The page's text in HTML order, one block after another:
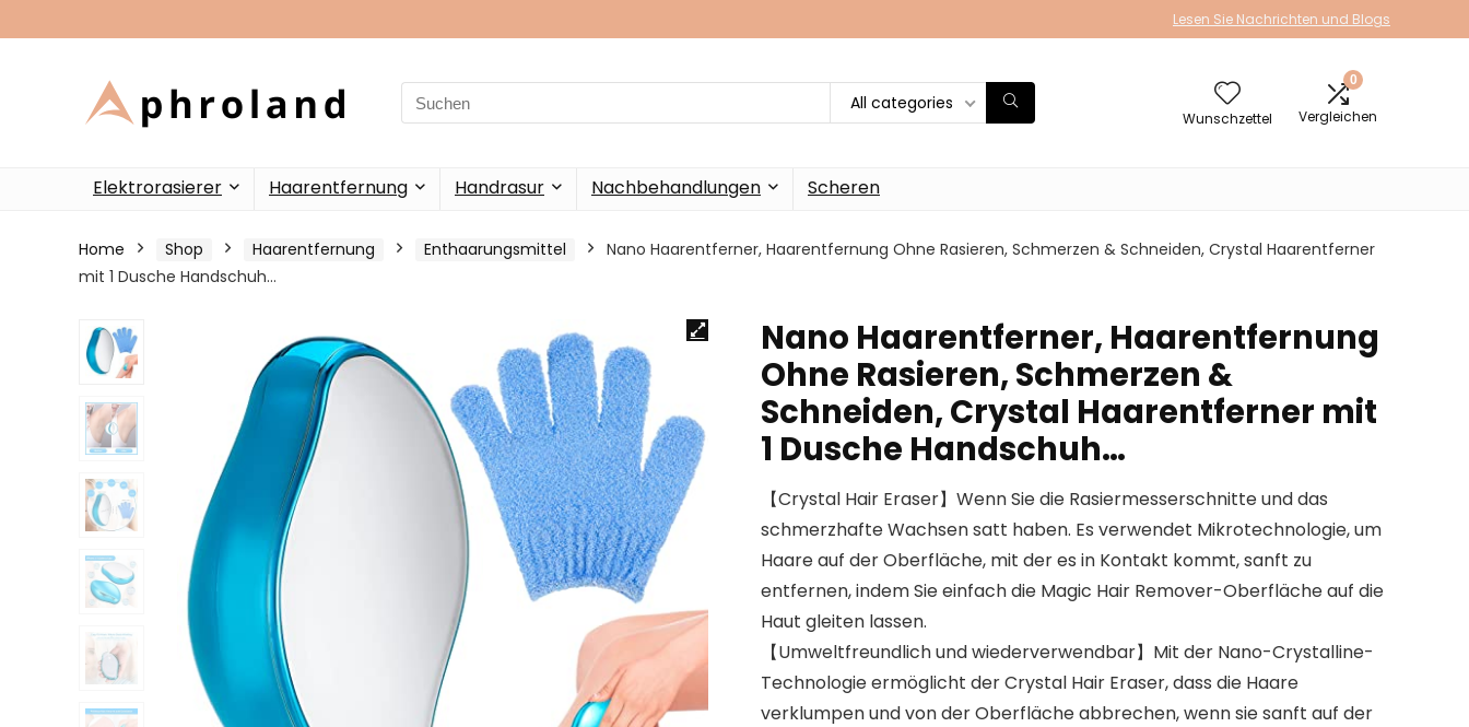
Lesen Sie Nachrichten und Blogs
Search
for:
All categories
Wunschzettel
0
Vergleichen
Elektrorasierer Haarentfernung Handrasur Nachbehandlungen Scheren
Home Shop Haarentfernung Enthaarungsmittel
Nano Haarentferner, Haarentfernung Ohne Rasieren, Schmerzen & Schneiden, Crystal Haarentferner
mit 1 Dusche Handschuh…
Nano Haarentferner, Haarentfernung
Ohne Rasieren, Schmerzen &
Schneiden, Crystal Haarentferner mit
1 Dusche Handschuh…
【Crystal Hair Eraser】Wenn Sie die Rasiermesserschnitte und das
schmerzhafte Wachsen satt haben. Es verwendet Mikrotechnologie, um
Haare auf der Oberfläche, mit der es in Kontakt kommt, sanft zu
entfernen, indem Sie einfach die Magic Hair Remover-Oberfläche auf die
Haut gleiten lassen.
【Umweltfreundlich und wiederverwendbar】Mit der Nano-Crystalline-
Technologie ermöglicht der Crystal Hair Eraser, dass die Haare
verklumpen und von der Oberfläche abbrechen, wenn sie sanft auf der